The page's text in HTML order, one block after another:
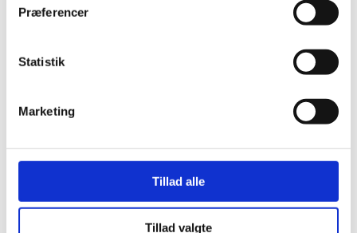
Præferencer
Statistik
Marketing
Tillad alle
Tillad valgte